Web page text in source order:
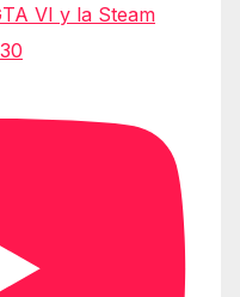
VI y la Steam